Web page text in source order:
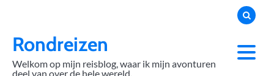
contentRondreizen
Welkom op mijn reisblog, waar ik mijn avonturen
deel van over de hele wereld.